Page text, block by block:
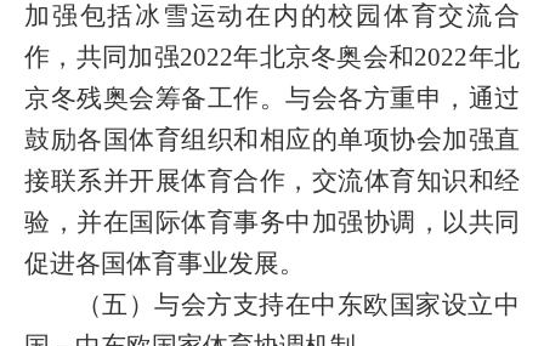
加强包括冰雪运动在内的校园体育交流合
作，共同加强2022年北京冬奥会和2022年北
京冬残奥会筹备工作。与会各方重申，通过
鼓励各国体育组织和相应的单项协会加强直
接联系并开展体育合作，交流体育知识和经
验，并在国际体育事务中加强协调，以共同
促进各国体育事业发展。
（五）与会方支持在中东欧国家设立中